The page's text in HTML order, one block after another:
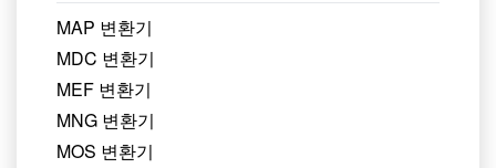
MAP 변환기
MDC 변환기
MEF 변환기
MNG 변환기
MOS 변환기